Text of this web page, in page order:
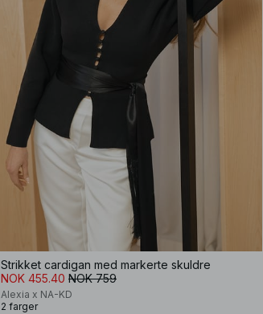
Strikket cardigan med markerte skuldre
NOK 455.40 NOK 759
Alexia x NA-KD
2 farger